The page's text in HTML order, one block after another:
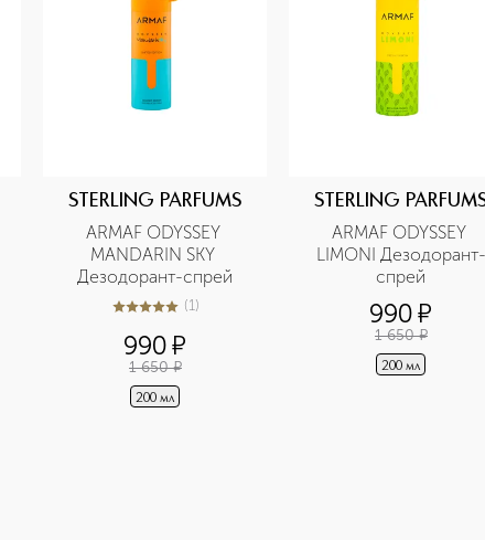
STERLING PARFUMS
ARMAF ODYSSEY
MANDARIN SKY
Дезодорант-cпрей
5из 51 (1)
990¤
1 650 ¤
200 мл
STERLING
ARMAF ODYSSEY
LIMONI Дезодорант-
cпрей
990¤
1 650 ¤
200 мл